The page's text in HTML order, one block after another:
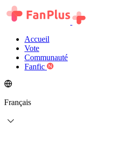
Accueil
Vote
Communauté
Fanfic
Français